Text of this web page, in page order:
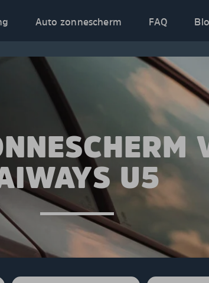
Auto zonnescherm FAQ
U5